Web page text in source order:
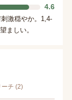
4.6
激穏やか。1,4-
ましい。
ーチ (2)